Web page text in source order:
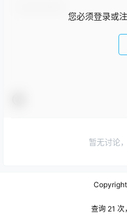
您必须登录或
暂无讨论
查询 21